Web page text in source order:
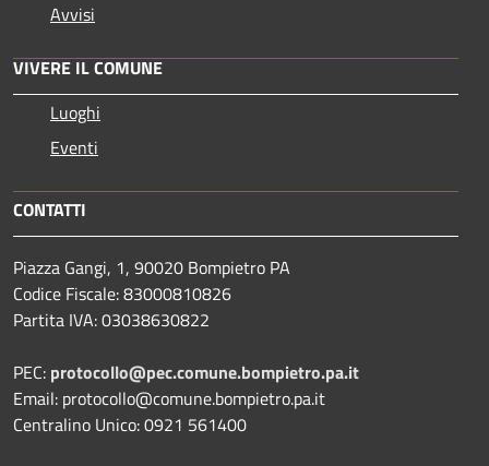
Avvisi
VIVERE IL COMUNE
Luoghi
Eventi
CONTATTI
Piazza Gangi, 1, 90020 Bompietro PA
Codice Fiscale: 83000810826
Partita IVA: 03038630822
PEC: protocollo@pec.comune.bompietro.pa.it
Email: protocollo@comune.bompietro.pa.it
Centralino Unico: 0921 561400